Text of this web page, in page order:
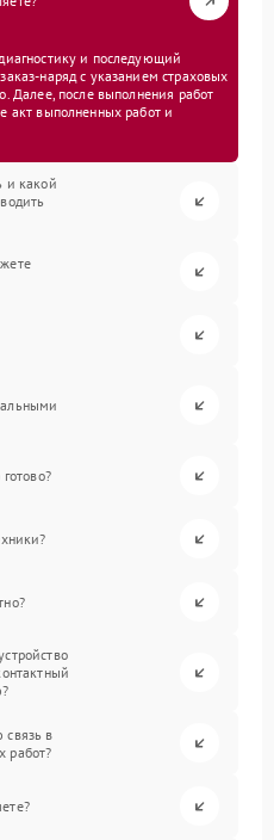
и последующий
наряд с указанием страховых
Далее, после выполнения работ
акт выполненных работ и
и какой
связь в
работ?